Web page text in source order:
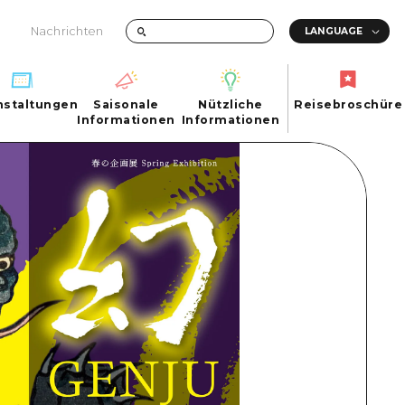
Nachrichten
City
Saisonale
Informationen
Nützliche
Informationen
Foto-Download
Transportinformationen bei Katastrophen
Reisebroschüre